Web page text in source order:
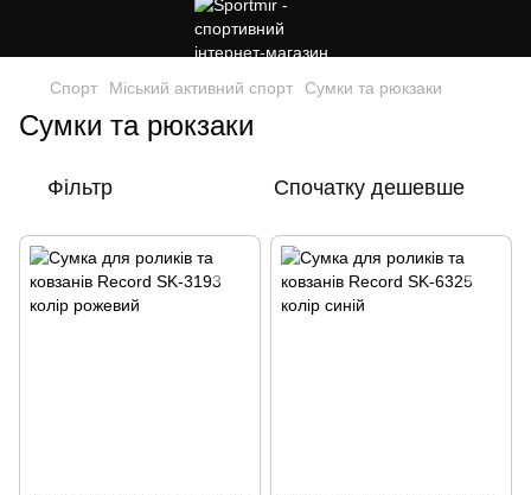
Спорт Міський активний спорт Сумки та рюкзаки
Сумки та рюкзаки
Фільтр Спочатку дешевше